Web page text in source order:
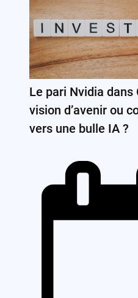
Le pari Nvidia dans
vision d’avenir ou
vers une bulle IA ?